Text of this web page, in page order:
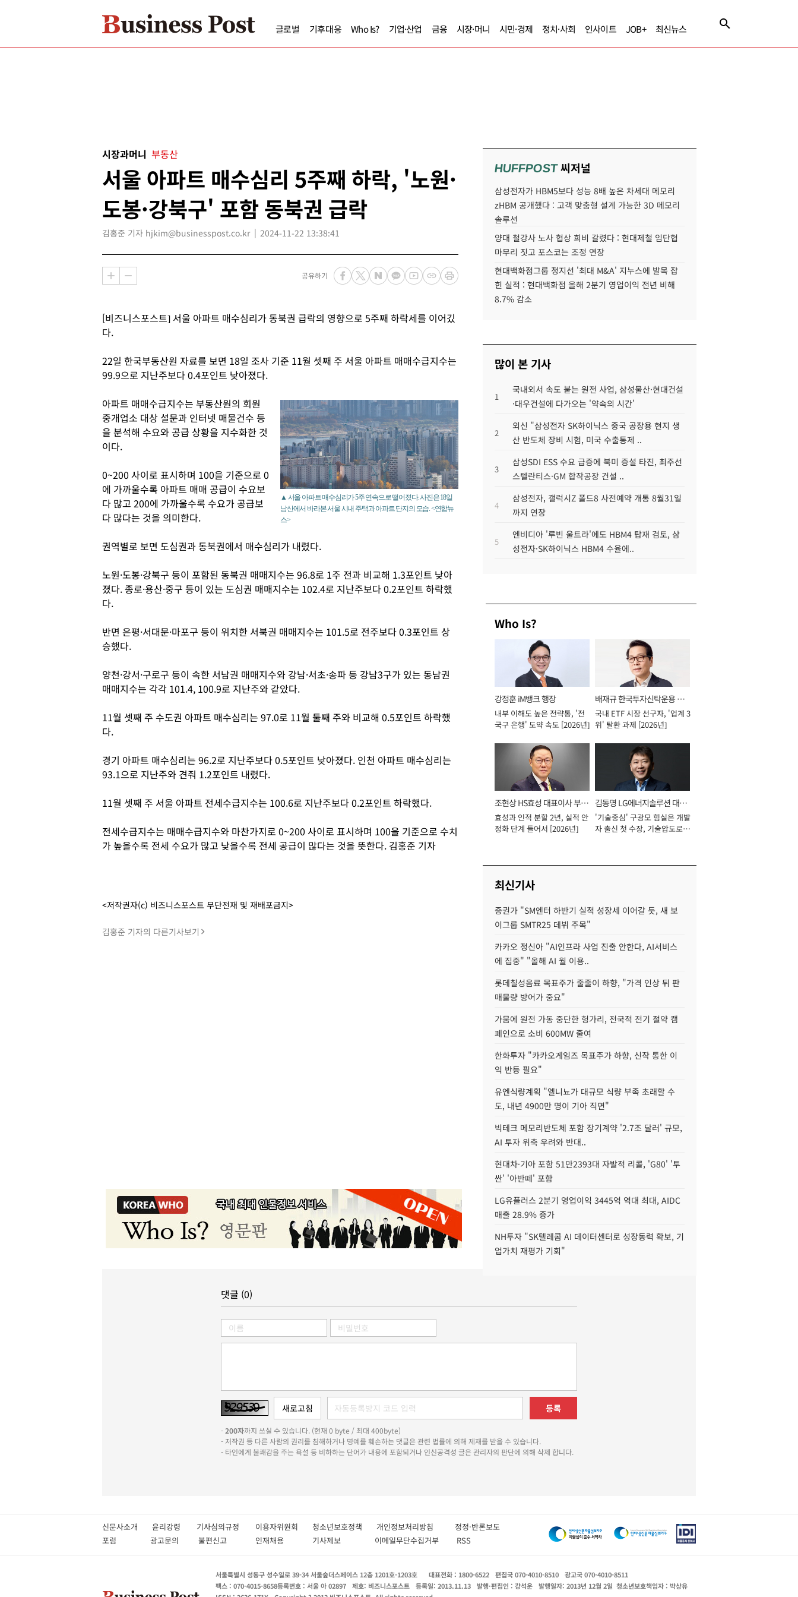
글로벌 기후대응 Who Is? 기업·산업 금융 시장·머니 시민·경제 정치·사회 인사이트 JOB+ 최신뉴스
시장과머니 부동산
서울 아파트 매수심리 5주째 하락, '노원·
도봉·강북구' 포함 동북권 급락
김홍준 기자 hjkim@businesspost.co.kr 2024-11-22 13:38:41
공유하기
[비즈니스포스트] 서울 아파트 매수심리가 동북권 급락의 영향으로 5주째 하락세를 이어깄
다.
22일 한국부동산원 자료를 보면 18일 조사 기준 11월 셋째 주 서울 아파트 매매수급지수는
99.9으로 지난주보다 0.4포인트 낮아졌다.
▲ 서울 아파트 매수심리가 5주 연속으로 떨어졌다. 사진은 18일
남산에서 바라본 서울 시내 주택과 아파트 단지의 모습. <연합뉴
스>
아파트 매매수급지수는 부동산원의 회원
중개업소 대상 설문과 인터넷 매물건수 등
을 분석해 수요와 공급 상황을 지수화한 것
이다.
0~200 사이로 표시하며 100을 기준으로 0
에 가까울수록 아파트 매매 공급이 수요보
다 많고 200에 가까울수록 수요가 공급보
다 많다는 것을 의미한다.
권역별로 보면 도심권과 동북권에서 매수심리가 내렸다.
노원·도봉·강북구 등이 포함된 동북권 매매지수는 96.8로 1주 전과 비교해 1.3포인트 낮아
졌다. 종로·용산·중구 등이 있는 도심권 매매지수는 102.4로 지난주보다 0.2포인트 하락했
다.
반면 은평·서대문·마포구 등이 위치한 서북권 매매지수는 101.5로 전주보다 0.3포인트 상
승했다.
양천·강서·구로구 등이 속한 서남권 매매지수와 강남·서초·송파 등 강남3구가 있는 동남권
매매지수는 각각 101.4, 100.9로 지난주와 같았다.
11월 셋째 주 수도권 아파트 매수심리는 97.0로 11월 둘째 주와 비교해 0.5포인트 하락했
다.
경기 아파트 매수심리는 96.2로 지난주보다 0.5포인트 낮아졌다. 인천 아파트 매수심리는
93.1으로 지난주와 견줘 1.2포인트 내렸다.
11월 셋째 주 서울 아파트 전세수급지수는 100.6로 지난주보다 0.2포인트 하락했다.
전세수급지수는 매매수급지수와 마찬가지로 0~200 사이로 표시하며 100을 기준으로 수치
가 높을수록 전세 수요가 많고 낮을수록 전세 공급이 많다는 것을 뜻한다. 김홍준 기자
<저작권자(c) 비즈니스포스트 무단전재 및 재배포금지>
김홍준 기자의 다른기사보기
HUFFPOST씨저널
삼성전자가 HBM5보다 성능 8배 높은 차세대 메모리
zHBM 공개했다 : 고객 맞춤형 설계 가능한 3D 메모리
솔루션
양대 철강사 노사 협상 희비 갈렸다 : 현대제철 임단협
마무리 짓고 포스코는 조정 연장
현대백화점그룹 정지선 '최대 M&A' 지누스에 발목 잡
힌 실적 : 현대백화점 올해 2분기 영업이익 전년 비해
8.7% 감소
많이 본 기사
1
국내외서 속도 붙는 원전 사업, 삼성물산·현대건설
·대우건설에 다가오는 '약속의 시간'
2
외신 "삼성전자 SK하이닉스 중국 공장용 현지 생
산 반도체 장비 시험, 미국 수출통제 ..
3
삼성SDI ESS 수요 급증에 북미 증설 타진, 최주선
스텔란티스·GM 합작공장 건설 ..
4
삼성전자, 갤럭시Z 폴드8 사전예약 개통 8월31일
까지 연장
5
엔비디아 '루빈 울트라'에도 HBM4 탑재 검토, 삼
성전자·SK하이닉스 HBM4 수율에..
Who Is?
강정훈 iM뱅크 행장
내부 이해도 높은 전략통, '전
국구 은행' 도약 속도 [2026년]
배재규 한국투자신탁운용 대
표이사 사장
국내 ETF 시장 선구자, '업계 3
위' 탈환 과제 [2026년]
조현상 HS효성 대표이사 부회
장
효성과 인적 분할 2년, 실적 안
정화 단계 들어서 [2026년]
김동명 LG에너지솔루션 대표
이사 사장
'기술중심' 구광모 힘실은 개발
자 출신 첫 수장, 기술압도로
최신기사
증권가 "SM엔터 하반기 실적 성장세 이어갈 듯, 새 보
이그룹 SMTR25 데뷔 주목"
카카오 정신아 "AI인프라 사업 진출 안한다, AI서비스
에 집중" "올해 AI 월 이용..
롯데칠성음료 목표주가 줄줄이 하향, "가격 인상 뒤 판
매물량 방어가 중요"
가뭄에 원전 가동 중단한 헝가리, 전국적 전기 절약 캠
페인으로 소비 600MW 줄여
한화투자 "카카오게임즈 목표주가 하향, 신작 통한 이
익 반등 필요"
유엔식량계획 "엘니뇨가 대규모 식량 부족 초래할 수
도, 내년 4900만 명이 기아 직면"
빅테크 메모리반도체 포함 장기계약 '2.7조 달러' 규모,
AI 투자 위축 우려와 반대..
현대차·기아 포함 51만2393대 자발적 리콜, 'G80' '투
싼' '아반떼' 포함
LG유플러스 2분기 영업이익 3445억 역대 최대, AIDC
매출 28.9% 증가
NH투자 "SK텔레콤 AI 데이터센터로 성장동력 확보, 기
업가치 재평가 기회"
댓글 (0)
등록
-200자까지 쓰실 수 있습니다. (현재 0 byte / 최대 400byte)
- 저작권 등 다른 사람의 권리를 침해하거나 명예를 훼손하는 댓글은 관련 법률에 의해 제재를 받을 수 있습니다.
- 타인에게 불쾌감을 주는 욕설 등 비하하는 단어가 내용에 포함되거나 인신공격성 글은 관리자의 판단에 의해 삭제 합니다.
신문사소개 윤리강령 기사심의규정 이용자위원회 청소년보호정책 개인정보처리방침 정정·반론보도
포럼
광고문의 불편신고 인재채용 기사제보 이메일무단수집거부 RSS
서울특별시 성동구 성수일로 39-34 서울숲더스페이스 12층 1201호-1203호 대표전화 : 1800-6522 편집국 070-4010-8510
광고국 070-4010-8511
팩스 : 070-4015-8658등록번호 : 서울 아 02897 제호: 비즈니스포스트 등록일: 2013.11.13 발행·편집인 : 강석운 발행일자: 2013년 12월 2일 청소년보호책임자 : 박상유